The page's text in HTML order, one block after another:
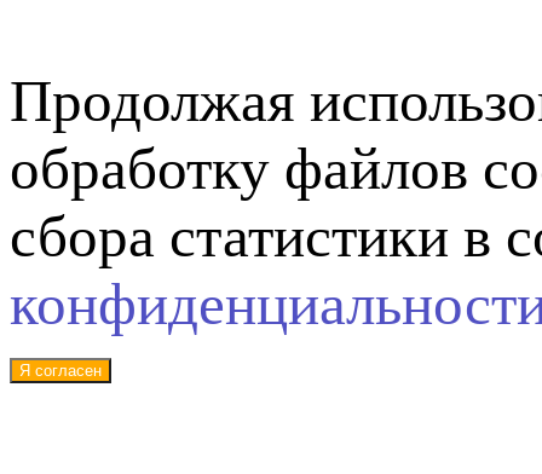
Продолжая
обработку файлов
сбора статистики в
Я согласен